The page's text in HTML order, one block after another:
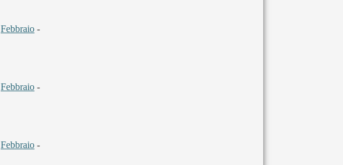
Febbraio -
Febbraio -
Febbraio -